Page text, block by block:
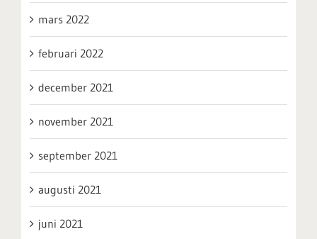
mars 2022
februari 2022
december 2021
november 2021
september 2021
augusti 2021
juni 2021